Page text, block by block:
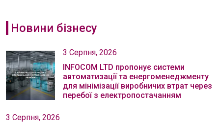
Новини бізнесу
3 Серпня, 2026
INFOCOM LTD пропонує системи
автоматизації та енергоменеджменту
для мінімізації виробничих втрат через
перебої з електропостачанням
3 Серпня, 2026